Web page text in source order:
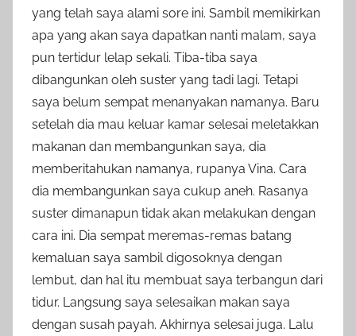
yang telah saya alami sore ini. Sambil memikirkan
apa yang akan saya dapatkan nanti malam, saya
pun tertidur lelap sekali. Tiba-tiba saya
dibangunkan oleh suster yang tadi lagi. Tetapi
saya belum sempat menanyakan namanya. Baru
setelah dia mau keluar kamar selesai meletakkan
makanan dan membangunkan saya, dia
memberitahukan namanya, rupanya Vina. Cara
dia membangunkan saya cukup aneh. Rasanya
suster dimanapun tidak akan melakukan dengan
cara ini. Dia sempat meremas-remas batang
kemaluan saya sambil digosoknya dengan
lembut, dan hal itu membuat saya terbangun dari
tidur. Langsung saya selesaikan makan saya
dengan susah payah. Akhirnya selesai juga. Lalu